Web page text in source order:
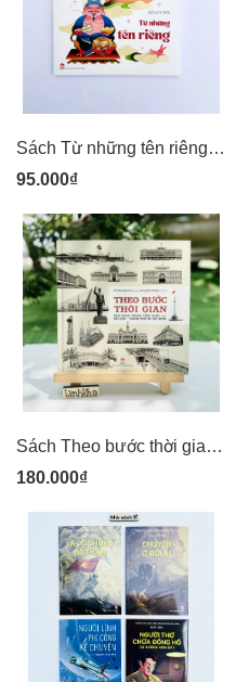
Sách Từ những tên riêng - Giải thích những tên riêng thú vị trong Tiếng Việt - NXB Kim Đồng
95.000₫
Sách Theo bước thời gian: Các công trình tiêu biểu của Sài Gòn - Thành phố Hồ Chí Minh
180.000₫